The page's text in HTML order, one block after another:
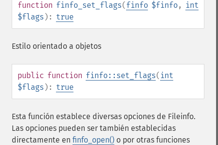
function finfo_set_flags(finfo $finfo,
int
$flags ): true
Estilo orientado a objetos
public function finfo::set_flags( int
$flags ): true
Esta función establece diversas opciones de Fileinfo.
Las opciones pueden ser también establecidas
directamente en finfo_open() o por otras funciones